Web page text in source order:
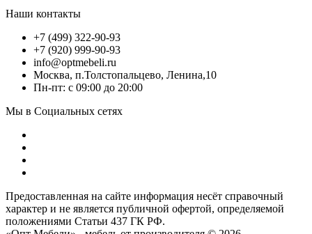
Наши контакты
+7 (499) 322-90-93
+7 (920) 999-90-93
info@optmebeli.ru
Москва, п.Толстопальцево, Ленина,10
Пн-пт: с 09:00 до 20:00
Мы в Социальных сетях
Предоставленная на сайте информация несёт справочный
характер и не является публичной офертой, определяемой
положениями Статьи 437 ГК РФ.